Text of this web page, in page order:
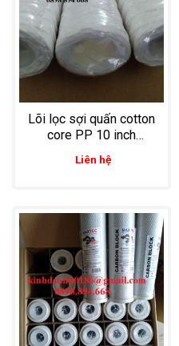
Lõi lọc sợi quấn cotton
core PP 10 inch
chuyên dùng lọc nước
thải
Liên hệ